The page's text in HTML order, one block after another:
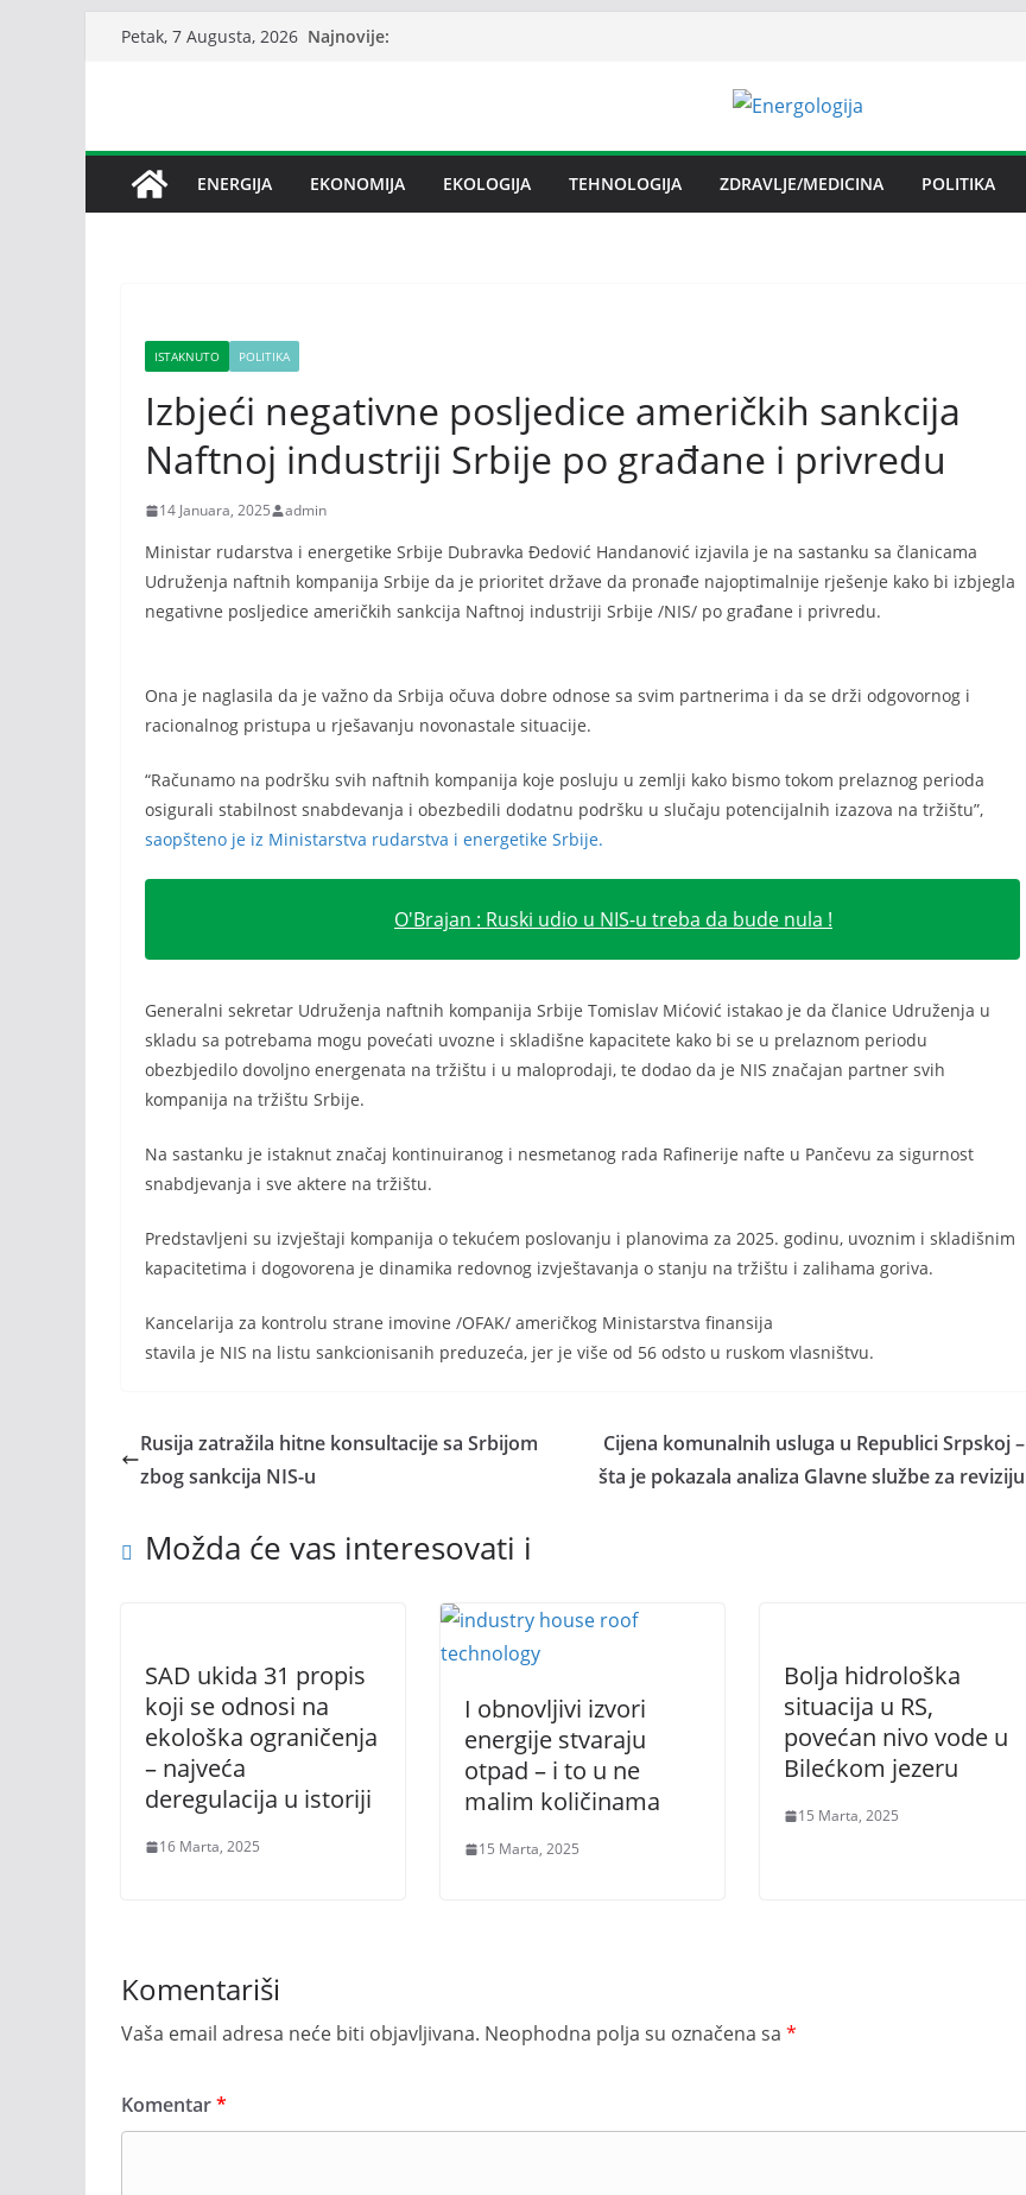
Petak, 7 Augusta, 2026 Najnovije:
ENERGIJA EKONOMIJA EKOLOGIJA TEHNOLOGIJA ZDRAVLJE/MEDICINA POLITIKA
ISTAKNUTO POLITIKA
Izbjeći negativne posljedice američkih sankcija
Naftnoj industriji Srbije po građane i privredu
14 Januara, 2025 admin
Ministar rudarstva i energetike Srbije Dubravka Đedović Handanović izjavila je na sastanku sa članicama
Udruženja naftnih kompanija Srbije da je prioritet države da pronađe najoptimalnije rješenje kako bi izbjegla
negativne posljedice američkih sankcija Naftnoj industriji Srbije /NIS/ po građane i privredu.
Ona je naglasila da je važno da Srbija očuva dobre odnose sa svim partnerima i da se drži odgovornog i
racionalnog pristupa u rješavanju novonastale situacije.
“Računamo na podršku svih naftnih kompanija koje posluju u zemlji kako bismo tokom prelaznog perioda
osigurali stabilnost snabdevanja i obezbedili dodatnu podršku u slučaju potencijalnih izazova na tržištu”,
saopšteno je iz Ministarstva rudarstva i energetike Srbije.
O'Brajan : Ruski udio u NIS-u treba da bude nula !
Generalni sekretar Udruženja naftnih kompanija Srbije Tomislav Mićović istakao je da članice Udruženja u
skladu sa potrebama mogu povećati uvozne i skladišne kapacitete kako bi se u prelaznom periodu
obezbjedilo dovoljno energenata na tržištu i u maloprodaji, te dodao da je NIS značajan partner svih
kompanija na tržištu Srbije.
Na sastanku je istaknut značaj kontinuiranog i nesmetanog rada Rafinerije nafte u Pančevu za sigurnost
snabdjevanja i sve aktere na tržištu.
Predstavljeni su izvještaji kompanija o tekućem poslovanju i planovima za 2025. godinu, uvoznim i skladišnim
kapacitetima i dogovorena je dinamika redovnog izvještavanja o stanju na tržištu i zalihama goriva.
Kancelarija za kontrolu strane imovine /OFAK/ američkog Ministarstva finansija
stavila je NIS na listu sankcionisanih preduzeća, jer je više od 56 odsto u ruskom vlasništvu.
Rusija zatražila hitne konsultacije sa Srbijom
zbog sankcija NIS-u
Cijena komunalnih usluga u Republici Srpskoj –
šta je pokazala analiza Glavne službe za reviziju
Možda će vas interesovati i
SAD ukida 31 propis
koji se odnosi na
ekološka ograničenja
– najveća
deregulacija u istoriji
16 Marta, 2025
I obnovljivi izvori
energije stvaraju
otpad – i to u ne
malim količinama
15 Marta, 2025
Bolja hidrološka
situacija u RS,
povećan nivo vode u
Bilećkom jezeru
15 Marta, 2025
Komentariši
Vaša email adresa neće biti objavljivana. Neophodna polja su označena sa *
Komentar*